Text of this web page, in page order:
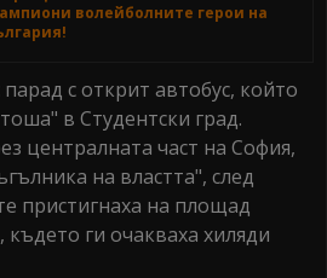
волейболните герои на
с открит автобус, който
в Студентски град.
централната част на София,
на властта", след
пристигнаха на площад
ги очакваха хиляди